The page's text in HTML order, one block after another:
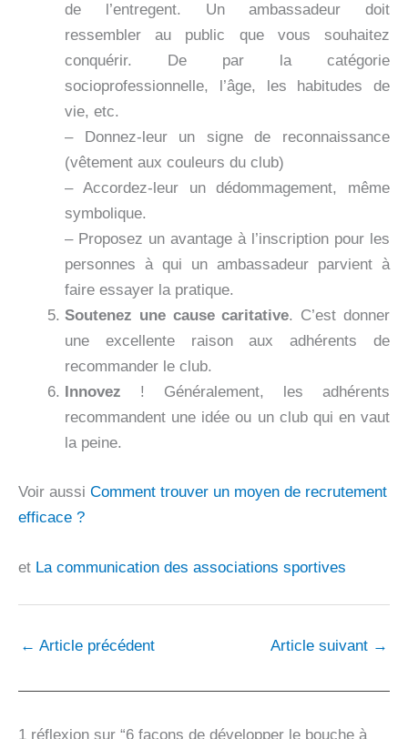
de l’entregent. Un ambassadeur doit
ressembler au public que vous souhaitez
conquérir. De par la catégorie
socioprofessionnelle, l’âge, les habitudes de
vie, etc.
– Donnez-leur un signe de reconnaissance
(vêtement aux couleurs du club)
– Accordez-leur un dédommagement, même
symbolique.
– Proposez un avantage à l’inscription pour les
personnes à qui un ambassadeur parvient à
faire essayer la pratique.
Soutenez une cause caritative. C’est donner
une excellente raison aux adhérents de
recommander le club.
Innovez ! Généralement, les adhérents
recommandent une idée ou un club qui en vaut
la peine.
Voir aussi Comment trouver un moyen de recrutement
efficace ?
et La communication des associations sportives
← Article précédent Article suivant →
1 réflexion sur “6 façons de développer le bouche à